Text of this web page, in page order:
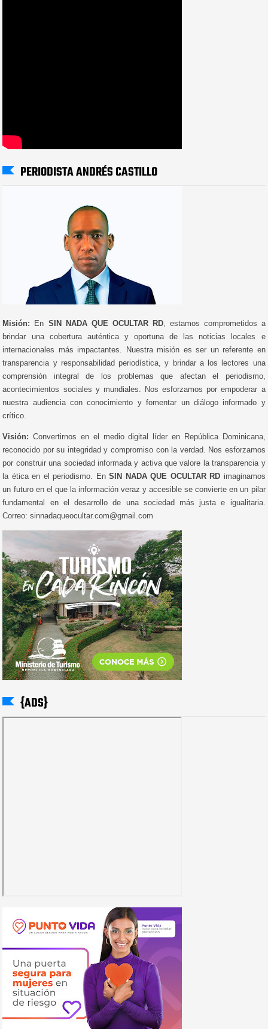
PERIODISTA ANDRÉS CASTILLO
Misión: En SIN NADA QUE OCULTAR RD, estamos comprometidos a
brindar una cobertura auténtica y oportuna de las noticias locales e
internacionales más impactantes. Nuestra misión es ser un referente en
transparencia y responsabilidad periodística, y brindar a los lectores una
comprensión integral de los problemas que afectan el periodismo,
acontecimientos sociales y mundiales. Nos esforzamos por empoderar a
nuestra audiencia con conocimiento y fomentar un diálogo informado y
crítico.
Visión: Convertirnos en el medio digital líder en República Dominicana,
reconocido por su integridad y compromiso con la verdad. Nos esforzamos
por construir una sociedad informada y activa que valore la transparencia y
la ética en el periodismo. EnSIN NADA QUE OCULTAR RD imaginamos
un futuro en el que la información veraz y accesible se convierte en un pilar
fundamental en el desarrollo de una sociedad más justa e igualitaria.
Correo: sinnadaqueocultar.com@gmail.com
{ADS}